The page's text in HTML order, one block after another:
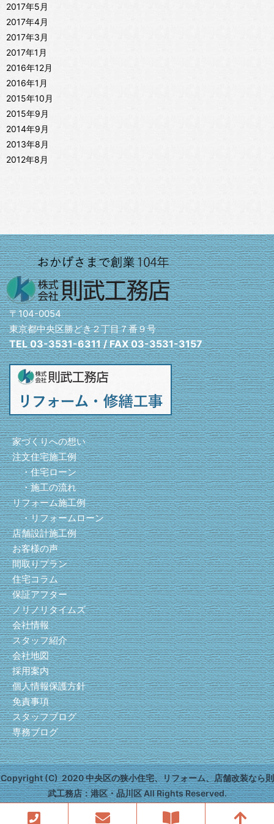
2017年5月
2017年4月
2017年3月
2017年1月
2016年12月
2016年1月
2015年10月
2015年9月
2014年9月
2013年8月
2012年8月
〒104-0054
東京都中央区勝どき２丁目７番９号
TEL 03-3531-6311 / FAX 03-3531-3157
家づくりへの想い
注文住宅施工例
・住宅ローン
・施工の流れ
リフォーム施工例
・リフォームローン
店舗設計施工例
お客様の声
間取りプラン
住宅コラム
保証アフター
ノリノリタイムズ
会社情報
スタッフ紹介
会社地図
採用案内
個人情報保護方針
免責事項
スタッフブログ
専務ブログ
Copyright (C) 2020 中央区の狭小住宅、リフォーム、店舗改装なら則
武工務店：港区・品川区 All Rights Reserved.